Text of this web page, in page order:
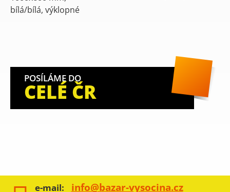
POSÍLÁME DO
CELÉ ČR
e-mail: info@bazar-vysocina.cz